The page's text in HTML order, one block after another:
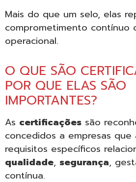
Mais do que um selo, elas
comprometimento contínuo
operacional.
O QUE SÃO
POR QUE ELAS SÃO
IMPORTANTES?
As certificações são
concedidos a empresas que
requisitos específicos
qualidade, segurança,
contínua.